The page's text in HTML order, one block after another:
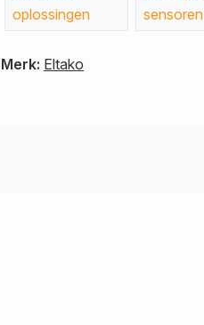
oplossingen
sensoren
Merk: Eltako